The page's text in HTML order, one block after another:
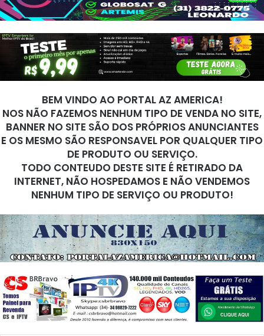
BEM VINDO AO PORTAL AZ AMERICA!
NOS NÃO FAZEMOS NENHUM TIPO DE VENDA NO SITE,
BANNER NO SITE SÃO DOS PRÓPRIOS ANUNCIANTES
E OS MESMO SÃO RESPONSAVEL POR QUALQUER TIPO
DE PRODUTO OU SERVIÇO.
TODO CONTEUDO DESTE SITE É RETIRADO DA
INTERNET, NÃO HOSPEDAMOS E NÃO VENDEMOS
NENHUM TIPO DE SERVIÇO OU PRODUTO!